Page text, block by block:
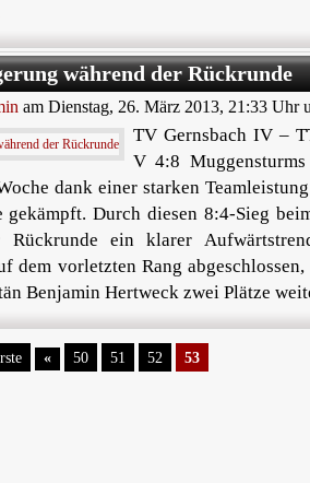
während der Rückrunde
am Dienstag, 26. März 2013, 21:33 Uhr
TV Gernsbach IV –
V 4:8 Muggensturms
dank einer starken
gekämpft. Durch diesen 8:4-Sieg
ein klarer
dem vorletzten Rang
Benjamin Hertweck zwei Plätze
« 50 51 52 53